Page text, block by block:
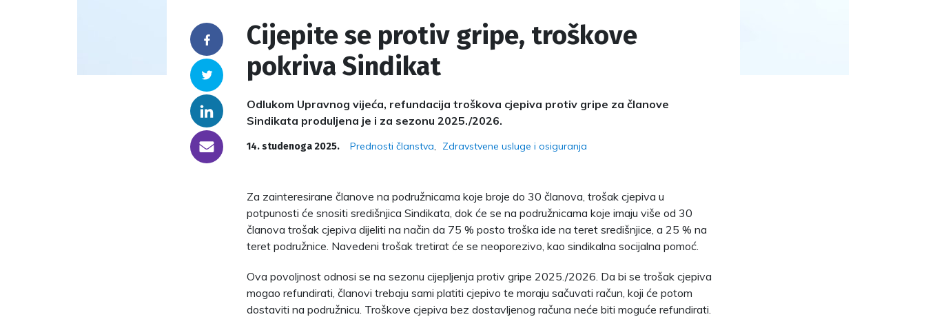
Facebook
Twitter
Linkedin
someone@yoursite.com
Cijepite se protiv gripe, troškove
pokriva Sindikat
Odlukom Upravnog vijeća, refundacija troškova cjepiva protiv gripe za članove
Sindikata produljena je i za sezonu 2025./2026.
14. studenoga 2025. Prednosti članstva Zdravstvene usluge i osiguranja
Za zainteresirane članove na podružnicama koje broje do 30 članova, trošak cjepiva u
potpunosti će snositi središnjica Sindikata, dok će se na podružnicama koje imaju više od 30
članova trošak cjepiva dijeliti na način da 75 % posto troška ide na teret središnjice, a 25 % na
teret podružnice. Navedeni trošak tretirat će se neoporezivo, kao sindikalna socijalna pomoć.
Ova povoljnost odnosi se na sezonu cijepljenja protiv gripe 2025./2026. Da bi se trošak cjepiva
mogao refundirati, članovi trebaju sami platiti cjepivo te moraju sačuvati račun, koji će potom
dostaviti na podružnicu. Troškove cjepiva bez dostavljenog računa neće biti moguće refundirati.